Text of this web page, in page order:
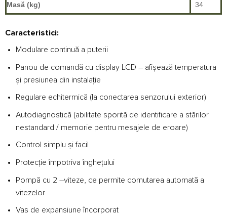
Masă (kg) 34
Caracteristici:
Modulare continuă a puterii
Panou de comandă cu display LCD – afişează temperatura
şi presiunea din instalaţie
Regulare echitermică (la conectarea senzorului exterior)
Autodiagnostică (abilitate sporită de identificare a stărilor
nestandard / memorie pentru mesajele de eroare)
Control simplu şi facil
Protecţie împotriva îngheţului
Pompă cu 2 –viteze, ce permite comutarea automată a
vitezelor
Vas de expansiune încorporat